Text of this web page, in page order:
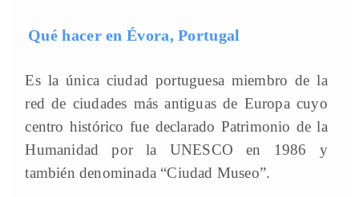
Qué hacer en Évora, Portugal
Es la única ciudad portuguesa miembro de la
red de ciudades más antiguas de Europa cuyo
centro histórico fue declarado Patrimonio de la
Humanidad por la UNESCO en 1986 y
también denominada “Ciudad Museo”.